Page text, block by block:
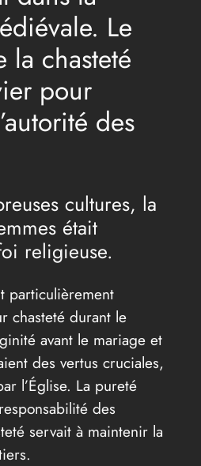
Le
la chasteté
pour
des
cultures, la
était
religieuse.
particulièrement
chasteté durant le
avant le mariage et
des vertus cruciales,
l’Église. La pureté
des
servait à maintenir la